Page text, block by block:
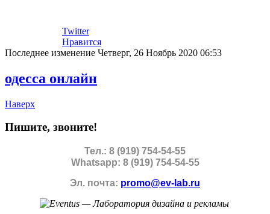
Twitter
Нравится
Последнее изменение Четверг, 26 Ноябрь 2020 06:53
одесса онлайн
Наверх
Пишите, звоните!
Тел.: 8 (919) 754-54-55
Whatsapp: 8 (919) 754-54-55
Эл. почта: promo@ev-lab.ru